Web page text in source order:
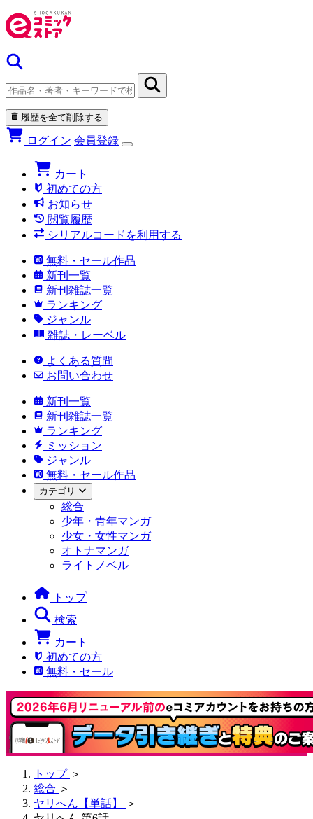
履歴を全て削除する
ログイン 会員登録
カート
初めての方
お知らせ
閲覧履歴
シリアルコードを利用する
無料・セール作品
新刊一覧
新刊雑誌一覧
ランキング
ジャンル
雑誌・レーベル
よくある質問
お問い合わせ
新刊一覧
新刊雑誌一覧
ランキング
ミッション
ジャンル
無料・セール作品
カテゴリ
総合
少年・青年マンガ
少女・女性マンガ
オトナマンガ
ライトノベル
トップ
検索
カート
初めての方
無料・セール
トップ ＞
総合 ＞
ヤリへん【単話】
＞